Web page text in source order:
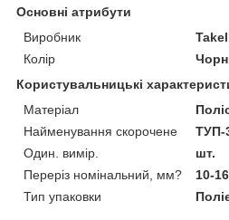
Основні атрибути
Виробник
Takel
Колір
Користувальницькі
Матеріал
Найменування скорочене
ТУП-
Один. вимір.
шт.
Переріз номінальний, мм?
10-16
Тип упаковки